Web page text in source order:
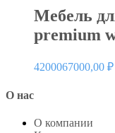
Мебель
premium
4200067000,00 ₽
О нас
О компании